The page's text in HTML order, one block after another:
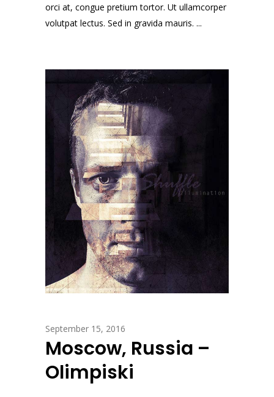
orci at, congue pretium tortor. Ut ullamcorper
volutpat lectus. Sed in gravida mauris. ...
September 15, 2016
Moscow, Russia –
Olimpiski